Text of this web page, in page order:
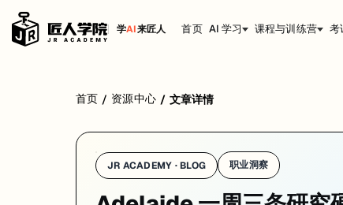
学AI来匠人 首页 AI 学习 课程与训练营 考
4 月 21-24 日 Adelaide University newsroom 集中放出三条方向完
01. Adelaide 青少年社媒「甜蜜点」研究：
：Adelaide University 公共卫生团队 4 月 24 日在 newsroom
Adelaide University 公共卫生团队 4 月 24 日通过 newsroom 公布
首页 / 资源中心 / 文章详情
JR ACADEMY · BLOG 职业洞察